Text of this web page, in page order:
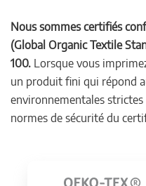
Nous sommes certifiés
(Global Organic Textile
100. Lorsque vous
un produit fini qui répond
environnementales strictes
normes de sécurité du